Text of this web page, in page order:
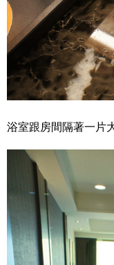
浴室跟房間隔著一片